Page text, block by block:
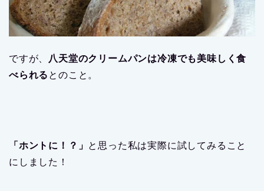
ですが、
八天堂のクリームパンは冷凍でも美味しく食
べられる とのこと。
「ホントに！？」 と思った私は実際に試してみること
にしました！